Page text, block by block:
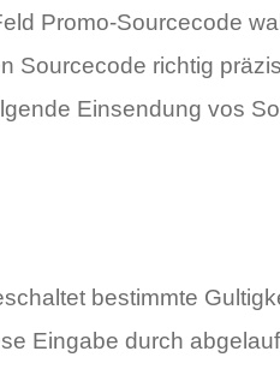
Promo-Sourcecode
Sourcecode richtig
Einsendung vos
bestimmte
Eingabe durch